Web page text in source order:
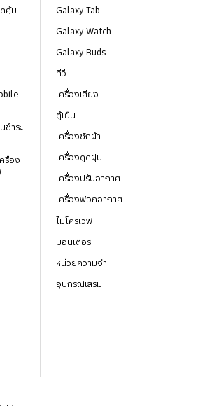
คุ้ม
ชำระ
รื่อง
Galaxy Tab
Galaxy Watch
Galaxy Buds
ทีวี
เครื่องเสียง
ตู้เย็น
เครื่องซักผ้า
เครื่องดูดฝุ่น
เครื่องปรับอากาศ
เครื่องฟอกอากาศ
ไมโครเวฟ
มอนิเตอร์
หน่วยความจำ
อุปกรณ์เสริม